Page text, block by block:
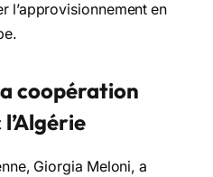
l’approvisionnement en
coopération
Giorgia Meloni, a